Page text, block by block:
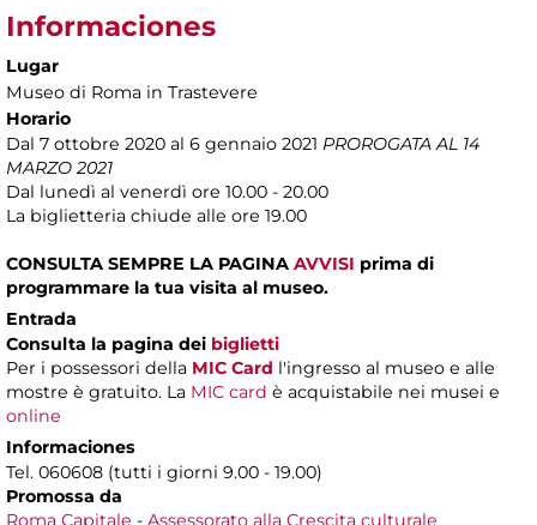
Informaciones
Lugar
Museo di Roma in Trastevere
Horario
Dal 7 ottobre 2020 al 6 gennaio 2021 PROROGATA AL 14
MARZO 2021
Dal lunedì al venerdì ore 10.00 - 20.00
La biglietteria chiude alle ore 19.00
CONSULTA SEMPRE LA PAGINA AVVISI prima di
programmare la tua visita al museo.
Entrada
Consulta la pagina dei biglietti
Per i possessori della MIC Card l'ingresso al museo e alle
mostre è gratuito. La MIC card è acquistabile nei musei e
online
Informaciones
Tel. 060608 (tutti i giorni 9.00 - 19.00)
Promossa da
Roma Capitale - Assessorato alla Crescita culturale